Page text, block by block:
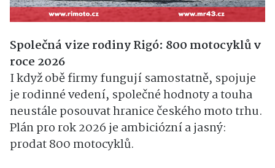
Společná vize rodiny Rigó: 800 motocyklů v
roce 2026
I když obě firmy fungují samostatně, spojuje
je rodinné vedení, společné hodnoty a touha
neustále posouvat hranice českého moto trhu.
Plán pro rok 2026 je ambiciózní a jasný:
prodat 800 motocyklů.